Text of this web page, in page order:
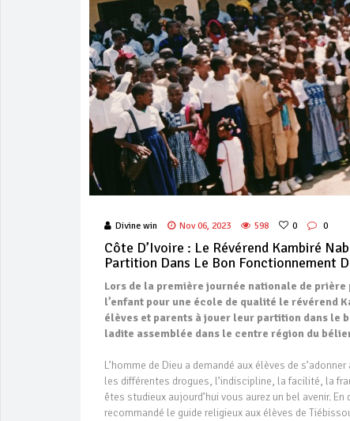
Divine win Nov 06, 2023 598 0 0
Côte D’Ivoire : Le Révérend Kambiré
Partition Dans Le Bon Fonctionnement
Lors de la première journée nationale de
l’enfant pour une école de qualité le révérend
élèves et parents à jouer leur partition dans le
ladite assemblée dans le centre région du
L’homme de Dieu a demandé aux élèves de
les différentes drogues, l’indiscipline, la facilité, la
êtes studieux aujourd’hui vous aurez un bel avenir.
recommandé le guide religieux aux élèves de